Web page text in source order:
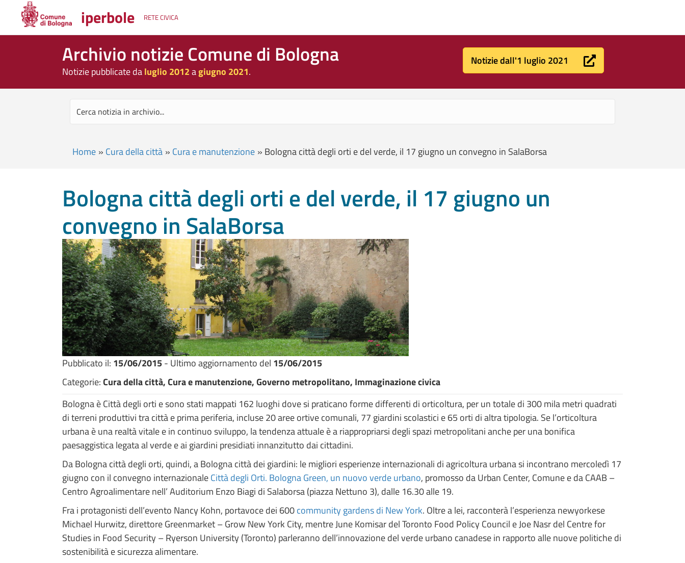
iperbole RETE CIVICA
Archivio notizie Comune di Bologna
Notizie pubblicate daluglio 2012agiugno 2021.
Notizie dall'1 luglio 2021
Home » Cura della città » Cura e manutenzione » Bologna città degli orti e del verde, il 17 giugno un convegno in SalaBorsa
Bologna città degli orti e del verde, il 17 giugno un
convegno in SalaBorsa
Pubblicato il: 15/06/2015- Ultimo aggiornamento del 15/06/2015
Categorie:Cura della città, Cura e manutenzione, Governo metropolitano, Immaginazione civica
Bologna è Città degli orti e sono stati mappati 162 luoghi dove si praticano forme differenti di orticoltura, per un totale di 300 mila metri quadrati
di terreni produttivi tra città e prima periferia, incluse 20 aree ortive comunali, 77 giardini scolastici e 65 orti di altra tipologia. Se l’orticoltura
urbana è una realtà vitale e in continuo sviluppo, la tendenza attuale è a riappropriarsi degli spazi metropolitani anche per una bonifica
paesaggistica legata al verde e ai giardini presidiati innanzitutto dai cittadini.
Da Bologna città degli orti, quindi, a Bologna città dei giardini: le migliori esperienze internazionali di agricoltura urbana si incontrano mercoledì 17
giugno con il convegno internazionaleCittà degli Orti. Bologna Green, un nuovo verde urbano, promosso da Urban Center, Comune e da CAAB –
Centro Agroalimentare nell’ Auditorium Enzo Biagi di Salaborsa (piazza Nettuno 3), dalle 16.30 alle 19.
Fra i protagonisti dell’evento Nancy Kohn, portavoce dei 600community gardens di New York. Oltre a lei, racconterà l’esperienza newyorkese
Michael Hurwitz, direttore Greenmarket – Grow New York City, mentre June Komisar del Toronto Food Policy Council e Joe Nasr del Centre for
Studies in Food Security – Ryerson University (Toronto) parleranno dell’innovazione del verde urbano canadese in rapporto alle nuove politiche di
sostenibilità e sicurezza alimentare.